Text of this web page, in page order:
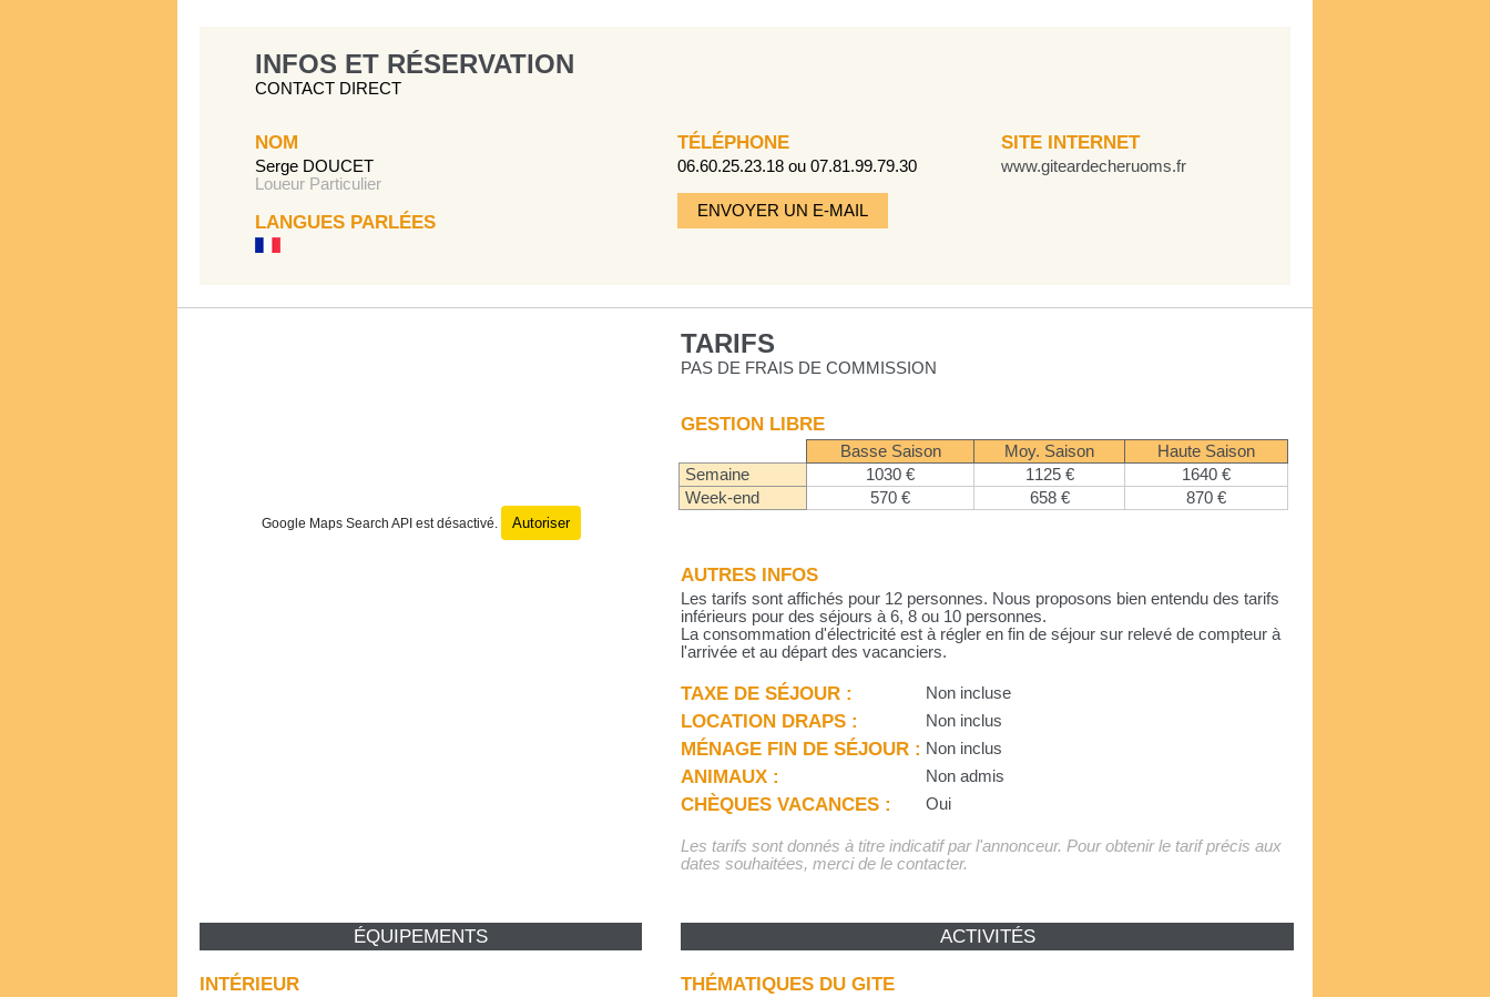
INFOS ET RÉSERVATION
CONTACT DIRECT
NOM
Serge DOUCET
Loueur Particulier
LANGUES PARLÉES
TÉLÉPHONE
06.60.25.23.18 ou 07.81.99.79.30
ENVOYER UN E-MAIL
SITE INTERNET
www.giteardecheruoms.fr
Google Maps Search API est désactivé. Autoriser
TARIFS
PAS DE FRAIS DE COMMISSION
GESTION LIBRE
Basse Saison Moy. Saison
Haute Saison
Semaine
1030 € 1125 €
1640 €
Week-end
570 € 658 € 870 €
AUTRES INFOS
Les tarifs sont affichés pour 12 personnes. Nous proposons bien entendu des tarifs
inférieurs pour des séjours à 6, 8 ou 10 personnes.
La consommation d'électricité est à régler en fin de séjour sur relevé de compteur à
l'arrivée et au départ des vacanciers.
TAXE DE SÉJOUR : Non incluse
LOCATION DRAPS : Non inclus
MÉNAGE FIN DE SÉJOUR : Non inclus
ANIMAUX : Non admis
CHÈQUES VACANCES : Oui
Les tarifs sont donnés à titre indicatif par l'annonceur. Pour obtenir le tarif précis aux
dates souhaitées, merci de le contacter.
ÉQUIPEMENTS
INTÉRIEUR
ACTIVITÉS
THÉMATIQUES DU GITE